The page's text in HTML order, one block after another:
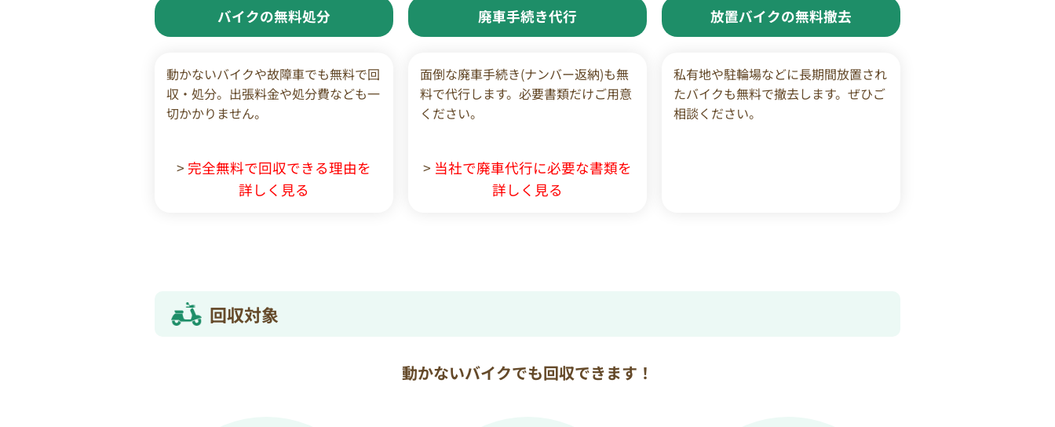
バイクの無料処分
動かないバイクや故障車でも無料で回
収・処分。出張料金や処分費なども一
切かかりません。
> 完全無料で回収できる理由を
詳しく見る
廃車手続き代行
面倒な廃車手続き(ナンバー返納)も無
料で代行します。必要書類だけご用意
ください。
> 当社で廃車代行に必要な書類を
詳しく見る
放置バイクの無料撤去
私有地や駐輪場などに長期間放置され
たバイクも無料で撤去します。ぜひご
相談ください。
回収対象
動かないバイクでも回収できます！